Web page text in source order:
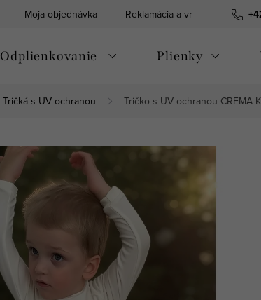
Moja objednávka Reklamácia a vrátenie tovaru
Odplienkovanie Plienky
Tričká s UV ochranou Tričko s UV ochranou CREMA